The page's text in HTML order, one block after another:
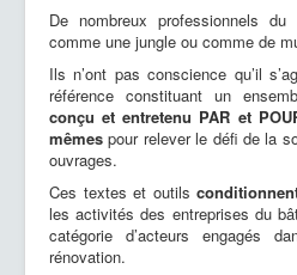
De nombreux professionnels
comme une jungle ou comme de
Ils n’ont pas conscience qu’il
référence constituant un
conçu et entretenu PAR et
mêmes pour relever le défi de la
ouvrages.
Ces textes et outils
les activités des entreprises du
catégorie d’acteurs engagés
rénovation.